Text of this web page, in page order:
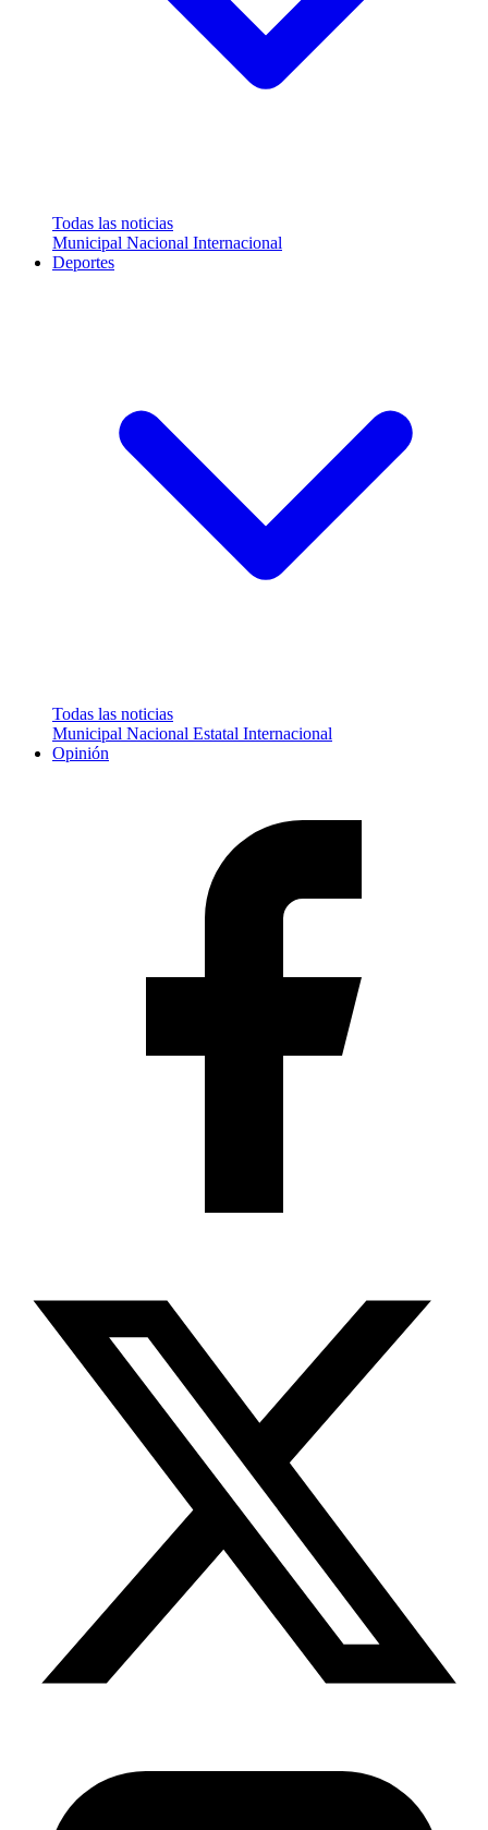
Todas las noticias
Municipal Nacional Internacional
Deportes
Todas las noticias
Municipal Nacional Estatal Internacional
Opinión